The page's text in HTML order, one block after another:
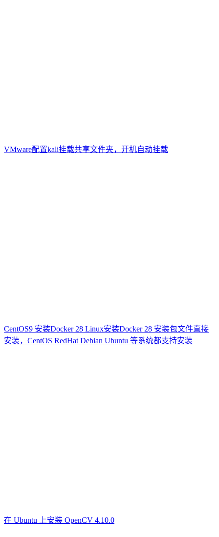
VMware配置kali挂载共享文件夹，开机自动挂载
CentOS9 安装Docker 28 Linux安装Docker 28 安装包文件直接
安装，CentOS RedHat Debian Ubuntu 等系统都支持安装
在 Ubuntu 上安装 OpenCV 4.10.0